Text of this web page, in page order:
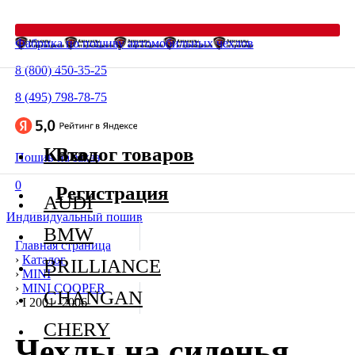
Фабрика по пошиву автомобильных чехлов
8 (800) 450-35-25
8 (495) 798-78-75
Пошив на заказ
0
Индивидуальный пошив
Главная страница
› Каталог
› MINI
› MINI COOPER
› I 2001 -2006
Каталог товаров
AUDI
BMW
BRILLIANCE
CHANGAN
CHERY
Вход
Регистрация